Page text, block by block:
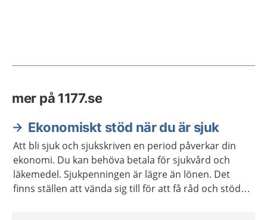
mer på 1177.se
Ekonomiskt stöd när du är sjuk
Att bli sjuk och sjukskriven en period påverkar din
ekonomi. Du kan behöva betala för sjukvård och
läkemedel. Sjukpenningen är lägre än lönen. Det
finns ställen att vända sig till för att få råd och stöd